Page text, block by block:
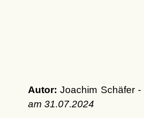
Autor: Joachim Schäfer -
am 31.07.2024